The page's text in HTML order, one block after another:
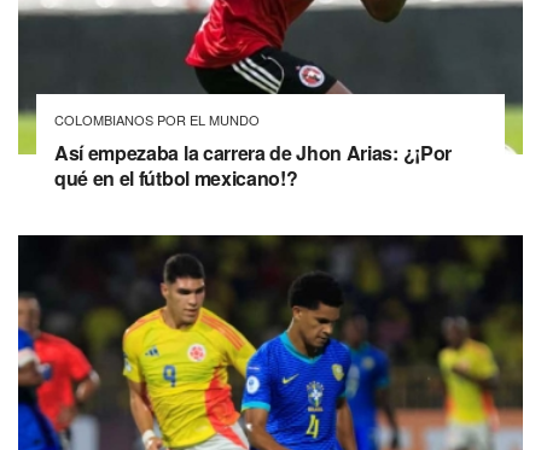
COLOMBIANOS POR EL MUNDO
Así empezaba la carrera de Jhon Arias: ¿¡Por
qué en el fútbol mexicano!?